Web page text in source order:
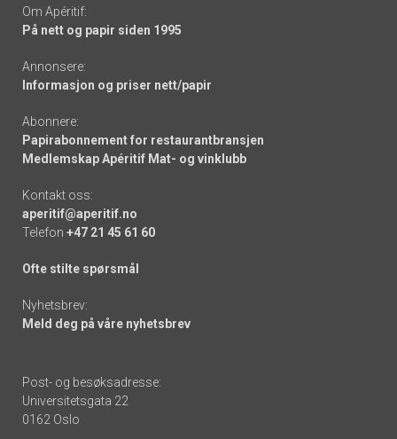
Om Apéritif:
På nett og papir siden 1995
Annonsere:
Informasjon og priser nett/papir
Abonnere:
Papirabonnement for restaurantbransjen
Medlemskap Apéritif Mat- og vinklubb
Kontakt oss:
aperitif@aperitif.no
Telefon +47 21 45 61 60
Ofte stilte spørsmål
Nyhetsbrev:
Meld deg på våre nyhetsbrev
Post- og besøksadresse:
Universitetsgata 22
0162 Oslo